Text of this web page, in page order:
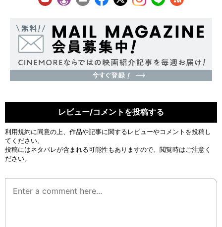
レビュー/コメントを投稿する
利用規約に同意の上、作品や記事に関するレビューやコメントを投稿し
てください。
投稿にはネタバレが含まれる可能性もありますので、閲覧時はご注意く
ださい。